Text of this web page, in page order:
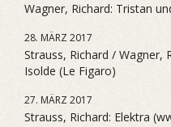
Wagner, Richard: Tristan
28. MÄRZ 2017
Strauss, Richard / Wagner,
Isolde (Le Figaro)
27. MÄRZ 2017
Strauss, Richard: Elektra